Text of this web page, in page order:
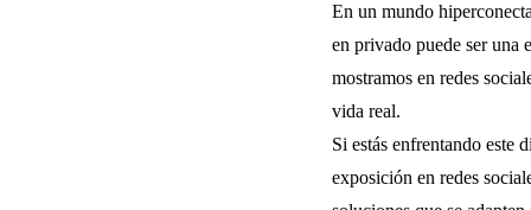
En un mundo
en privado puede ser una
mostramos en redes
vida real.
Si estás enfrentando este
exposición en redes